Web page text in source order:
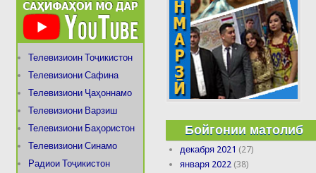
Телевизиоин Тоҷикистон
Телевизиони Сафина
Телевизиони Ҷаҳоннамо
Телевизиони Варзиш
Телевизиони Баҳористон
Телевизиони Синамо
Радиои Тоҷикистон
Бойгонии матолиб
декабря 2021 (27)
января 2022 (38)